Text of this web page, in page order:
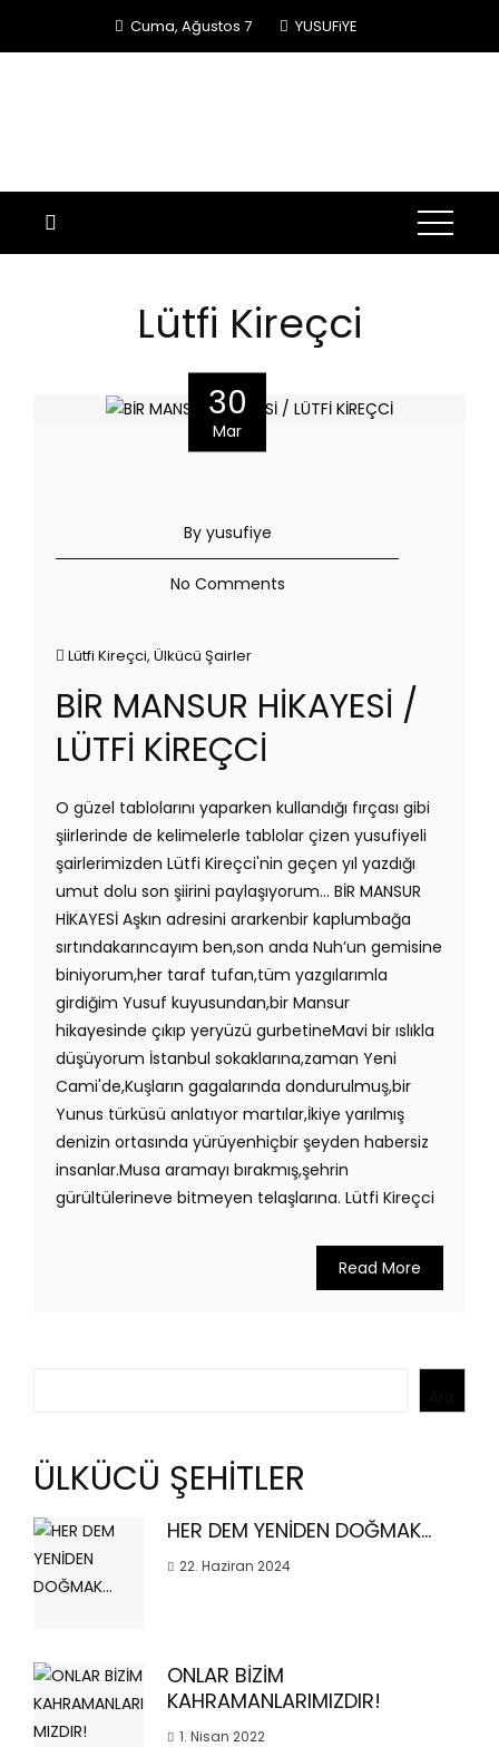
Cuma, Ağustos 7 YUSUFiYE
Lütfi Kireçci
30
Mar
By yusufiye
No Comments
Lütfi Kireçci, Ülkücü Şairler
BİR MANSUR HİKAYESİ /
LÜTFİ KİREÇCİ
O güzel tablolarını yaparken kullandığı fırçası gibi
şiirlerinde de kelimelerle tablolar çizen yusufiyeli
şairlerimizden Lütfi Kireçci'nin geçen yıl yazdığı
umut dolu son şiirini paylaşıyorum… BİR MANSUR
HİKAYESİ Aşkın adresini ararkenbir kaplumbağa
sırtındakarıncayım ben,son anda Nuh’un gemisine
biniyorum,her taraf tufan,tüm yazgılarımla
girdiğim Yusuf kuyusundan,bir Mansur
hikayesinde çıkıp yeryüzü gurbetineMavi bir ıslıkla
düşüyorum İstanbul sokaklarına,zaman Yeni
Cami'de,Kuşların gagalarında dondurulmuş,bir
Yunus türküsü anlatıyor martılar,İkiye yarılmış
denizin ortasında yürüyenhiçbir şeyden habersiz
insanlar.Musa aramayı bırakmış,şehrin
gürültülerineve bitmeyen telaşlarına. Lütfi Kireçci
Read More
ÜLKÜCÜ ŞEHİTLER
HER DEM YENİDEN DOĞMAK…
22. Haziran 2024
ONLAR BİZİM
KAHRAMANLARIMIZDIR!
1. Nisan 2022